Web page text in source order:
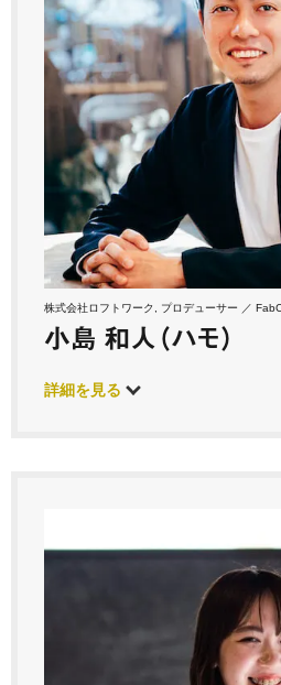
株式会社ロフトワーク, プロデューサー ／
小島 和人（ハモ）
詳細を見る